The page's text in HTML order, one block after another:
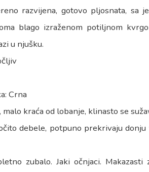
razvijena, gotovo pljosnata, sa
blago izraženom potiljnom
u njušku.
Crna
malo kraća od lobanje, klinasto se
debele, potpuno prekrivaju
zubalo. Jaki očnjaci.